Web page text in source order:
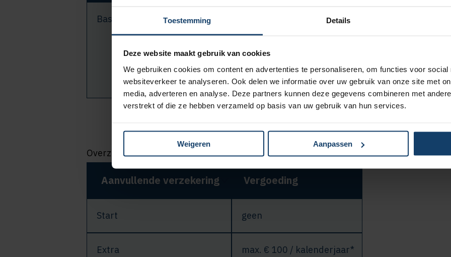
Toestemming Details
Deze website maakt gebruik van cookies
We gebruiken cookies om content en advertenties te personaliseren, om functies voor social
websiteverkeer te analyseren. Ook delen we informatie over uw gebruik van onze site met
media, adverteren en analyse. Deze partners kunnen deze gegevens combineren met
verstrekt of die ze hebben verzameld op basis van uw gebruik van hun services.
Weigeren Aanpassen
Basisverzekering
100% bij gecontracteerde zorg, minus een eventuele
eigen bijdrage. De maximale vergoeding voor de verzorging
signaalhond is € 1.200 per jaar.
Overzicht van vergoeding per aanvullende zorgverzekering
Aanvullende verzekering Vergoeding
Start geen
Extra max. € 100 / kalenderjaar*